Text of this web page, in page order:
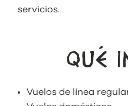
servicios.
QUÉ
Vuelos de línea